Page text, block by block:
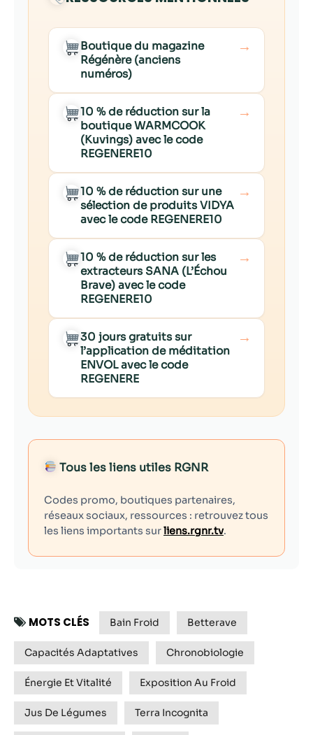
Boutique du magazine
Régénère (anciens
numéros)
→
10 % de réduction sur la
boutique WARMCOOK
(Kuvings) avec le code
REGENERE10
→
10 % de réduction sur une
sélection de produits VIDYA
avec le code REGENERE10
→
10 % de réduction sur les
extracteurs SANA (L’Échou
Brave) avec le code
REGENERE10
→
30 jours gratuits sur
l’application de méditation
ENVOL avec le code
REGENERE
→
Tous les liens utiles RGNR
Codes promo, boutiques partenaires,
réseaux sociaux, ressources : retrouvez tous
les liens importants surliens.rgnr.tv.
MOTS CLÉS Bain Froid Betterave
Capacités Adaptatives Chronobiologie
Énergie Et Vitalité Exposition Au Froid
Jus De Légumes Terra Incognita